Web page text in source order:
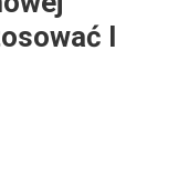
I